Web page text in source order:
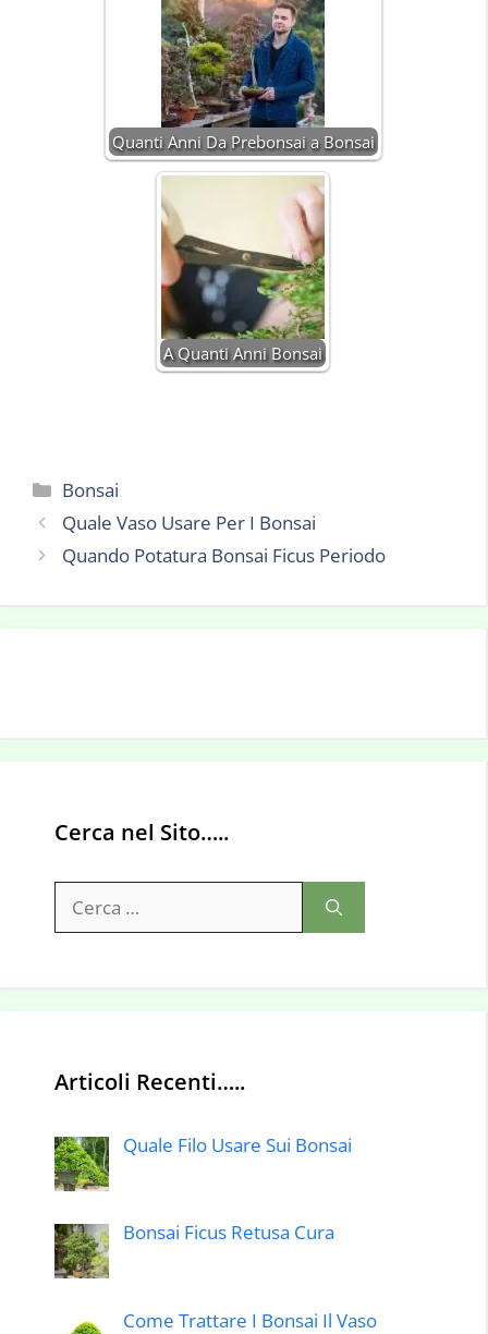
Quanti Anni Da Prebonsai a Bonsai
A Quanti Anni Bonsai
Categorie
Bonsai
Quale Vaso Usare Per I Bonsai
Quando Potatura Bonsai Ficus Periodo
Cerca nel Sito…..
per:
Articoli Recenti…..
Quale Filo Usare Sui Bonsai
Bonsai Ficus Retusa Cura
Come Trattare I Bonsai Il Vaso